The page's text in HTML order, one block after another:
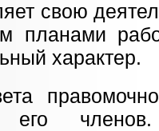
свою
планами
характер.
его